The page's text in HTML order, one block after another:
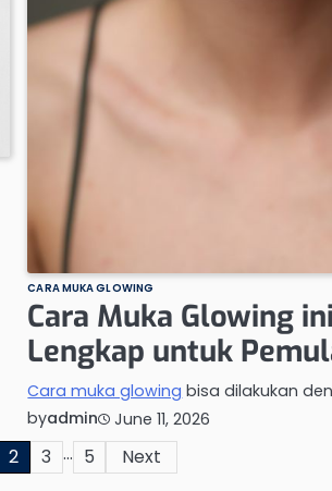
CARA MUKA GLOWING
Cara Muka Glowing
Lengkap untuk
Cara muka glowing bisa dilakukan
byadmin June 11, 2026
2 3 … 5 Next